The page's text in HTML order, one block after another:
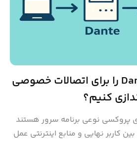
چگونه Dante Proxy را برای اتصالات خصوصی
پروکسی نوعی برنامه سرور هستند
کاربر نهایی و منابع اینترنتی عمل